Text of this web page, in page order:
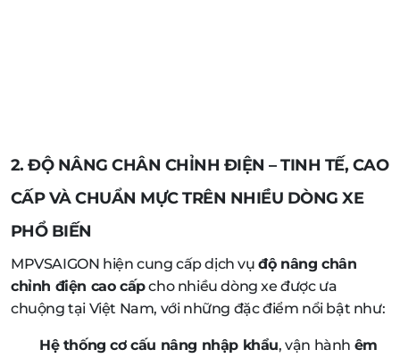
2. ĐỘ NÂNG CHÂN CHỈNH ĐIỆN – TINH TẾ, CAO
CẤP VÀ CHUẨN MỰC TRÊN NHIỀU DÒNG XE
PHỔ BIẾN
MPVSAIGON hiện cung cấp dịch vụđộ nâng chân
chỉnh điện cao cấpcho nhiều dòng xe được ưa
chuộng tại Việt Nam, với những đặc điểm nổi bật như:
Hệ thống cơ cấu nâng nhập khẩu, vận hành êm